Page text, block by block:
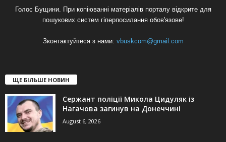
Голос Бущини. При копіюванні матеріалів порталу відкрите для
пошукових систем гіперпосилання обов'язове!
Зконтактуйтеся з нами: vbuskcom@gmail.com
ЩЕ БІЛЬШЕ НОВИН
Сержант поліції Микола Цидуляк із
Нагачова загинув на Донеччині
August 6, 2026